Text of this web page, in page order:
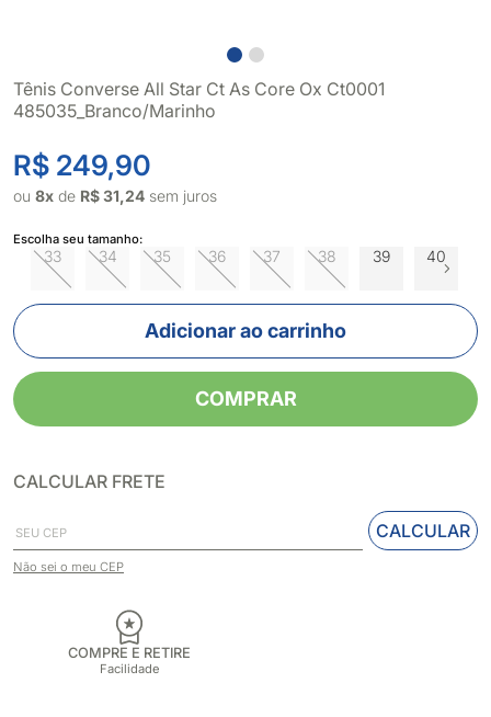
Tênis Converse All Star Ct As Core Ox Ct0001
485035_Branco/Marinho
R$ 249,90
ou 8x de R$ 31,24 sem juros
Escolha seu tamanho:
33 34 35 36 37 38 39 40
Adicionar ao carrinho
COMPRAR
CALCULAR FRETE
CALCULAR
Não sei o meu CEP
COMPRE E RETIRE
Facilidade